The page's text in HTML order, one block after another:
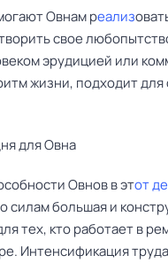
Овнам реализ
свое
эрудицией или
жизни, подходит
для Овна
Овнов в этот де
силам большая и
тех, кто работает в
Интенсификация